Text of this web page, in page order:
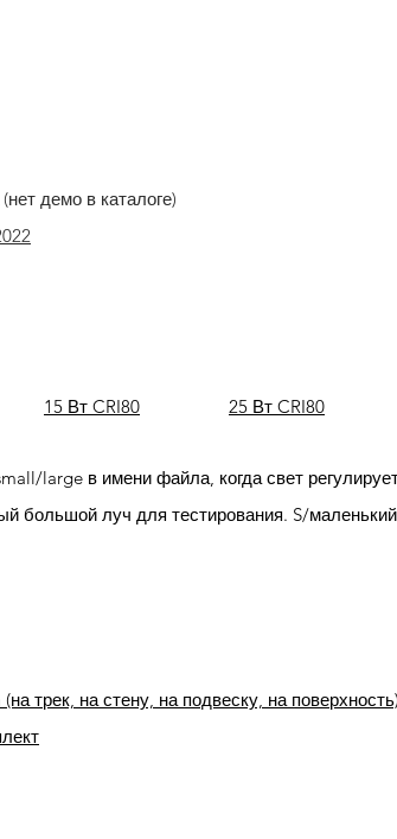
демо в каталоге)
15 Вт CRI80 25 Вт CRI80
large в имени файла, когда свет
большой луч для тестирования. S/
трек, на стену, на подвеску, на поверхность)